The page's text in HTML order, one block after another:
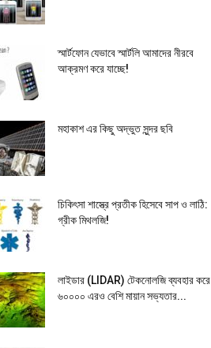
স্মার্টফোন যেভাবে স্মার্টলি আমাদের নীরবে
আক্রমণ করে যাচ্ছে!
মহাকাশ এর কিছু অদ্ভুত সুন্দর ছবি
চিকিৎসা শাস্ত্রে প্রতীক হিসেবে সাপ ও লাঠি:
গ্রীক মিথলজি!
লাইডার (LIDAR) টেকনোলজি ব্যবহার করে
৬০০০০ এরও বেশি মায়ান সভ্যতার...